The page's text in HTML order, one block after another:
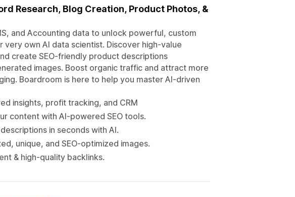
Research, Blog Creation, Product Photos, &
and Accounting data to unlock powerful, custom
own AI data scientist. Discover high-value
create SEO-friendly product descriptions
images. Boost organic traffic and attract more
Boardroom is here to help you master AI-driven
insights, profit tracking, and CRM
content with AI-powered SEO tools.
in seconds with AI.
unique, and SEO-optimized images.
& high-quality backlinks.